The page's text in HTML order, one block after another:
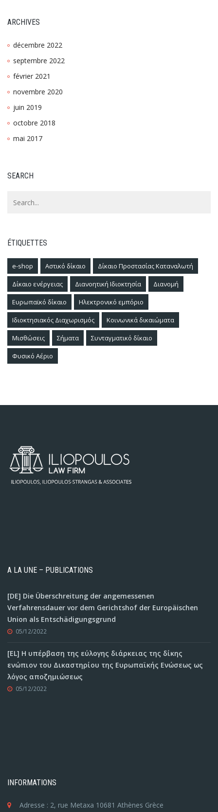
ARCHIVES
décembre 2022
septembre 2022
février 2021
novembre 2020
juin 2019
octobre 2018
mai 2017
SEARCH
ÉTIQUETTES
e-shop Αστικό δίκαιο Δίκαιο Προστασίας Καταναλωτή
Δίκαιο ενέργειας Διανοητική Ιδιοκτησία Διανομή
Ευρωπαϊκό δίκαιο Ηλεκτρονικό εμπόριο
Ιδιοκτησιακός Διαχωρισμός Κοινωνικά δικαιώματα
Μισθώσεις Σήματα Συνταγματικό δίκαιο
Φυσικό Αέριο
A LA UNE – PUBLICATIONS
[DE] Die Überschreitung der angemessenen
Verfahrensdauer vor dem Gerichtshof der Europäischen
Union als Entschädigungsgrund
05/12/2022
[EL] Η υπέρβαση της εύλογης διάρκειας της δίκης
ενώπιον του Δικαστηρίου της Ευρωπαϊκής Ενώσεως ως
λόγος αποζημιώσεως
05/12/2022
INFORMATIONS
Adresse : 2, rue Metaxa 10681 Athènes Grèce